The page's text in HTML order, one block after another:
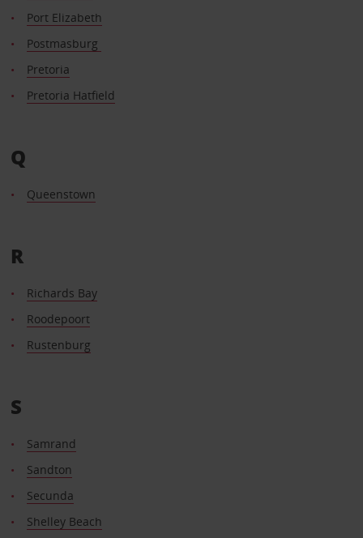
Port Elizabeth
Postmasburg
Pretoria
Pretoria Hatfield
Q
Queenstown
R
Richards Bay
Roodepoort
Rustenburg
S
Samrand
Sandton
Secunda
Shelley Beach